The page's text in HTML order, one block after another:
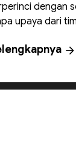
dengan
upaya dari
arrow_forward